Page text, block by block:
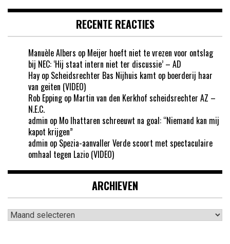
RECENTE REACTIES
Manuèle Albers op Meijer hoeft niet te vrezen voor ontslag
bij NEC: ‘Hij staat intern niet ter discussie’ – AD
Hay op Scheidsrechter Bas Nijhuis kamt op boerderij haar
van geiten (VIDEO)
Rob Eppingop Martin van den Kerkhof scheidsrechter AZ –
N.E.C.
admin op Mo Ihattaren schreeuwt na goal: “Niemand kan mij
kapot krijgen”
admin op Spezia-aanvaller Verde scoort met spectaculaire
omhaal tegen Lazio (VIDEO)
ARCHIEVEN
Archieven